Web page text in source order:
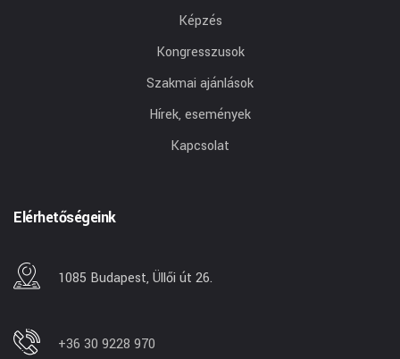
Képzés
Kongresszusok
Szakmai ajánlások
Hírek, események
Kapcsolat
Elérhetőségeink
1085 Budapest, Üllői út 26.
+36 30 9228 970